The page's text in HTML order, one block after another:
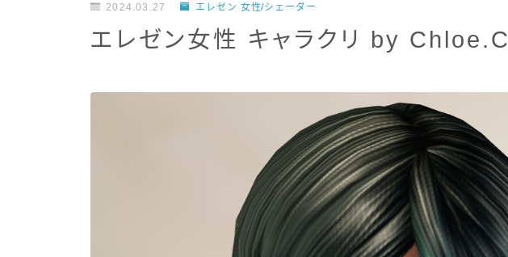
バイザー
ゴーグル
目隠し
口隠し
2024.03.27 エレゼン 女性/シェーダー
エレゼン女性 キャラクリ by Chloe.C